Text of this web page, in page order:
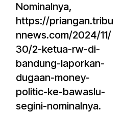
Nominalnya,
https://priangan.tribu
nnews.com/2024/11/
30/2-ketua-rw-di-
bandung-laporkan-
dugaan-money-
politic-ke-bawaslu-
segini-nominalnya.